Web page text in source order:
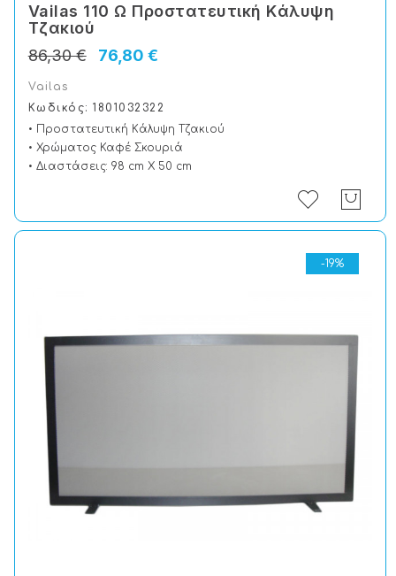
Vailas 110 Ω Προστατευτική Kάλυψη
Tζακιού
76,80 €
86,30 €
Vailas
Κωδικός: 1801032322
• Προστατευτική Kάλυψη Tζακιού
• Χρώματος Καφέ Σκουριά
• Διαστάσεις: 98 cm X 50 cm
-19%